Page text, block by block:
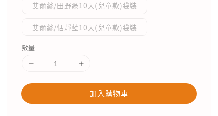
艾爾絲/田野綠10入(兒童款)袋裝
艾爾絲/恬靜藍10入(兒童款)袋裝
數量
加入購物車